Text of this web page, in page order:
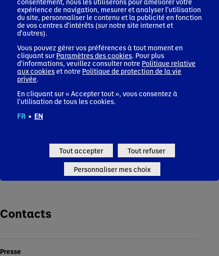
29 juillet 2026
Forte performance
au T2 et résultats
semestre, reflétant
la pertinence de
notre portefeuille
de produits axé sur
Corporate news
et en fibres avec le
lancement de
nouveaux yaourts
protéinées aux
Etats-Unis
Corporate news
Tous les communiqués de presse
Contacts
Presse
expérience de navigation, mesurer et analyser l'utilisation
du site, personnaliser le contenu et la publicité en fonction
de vos centres d'intérêts (sur notre site internet et
d'autres).
Vous pouvez gérer vos préférences à tout moment en
cliquant sur Paramètres des cookies . Pour plus
d'informations, veuillez consulter notre Politique relative
aux cookieset notre Politique de protection de la vie
privée
En cliquant sur « Accepter tout », vous consentez à
l'utilisation de tous les cookies.
FR • EN
Tout accepter Tout refuser
Personnaliser mes choix